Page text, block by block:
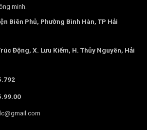
minh.
Biên Phủ, Phường Bình Hàn, TP Hải
Động, X. Lưu Kiếm, H. Thủy Nguyên, Hải